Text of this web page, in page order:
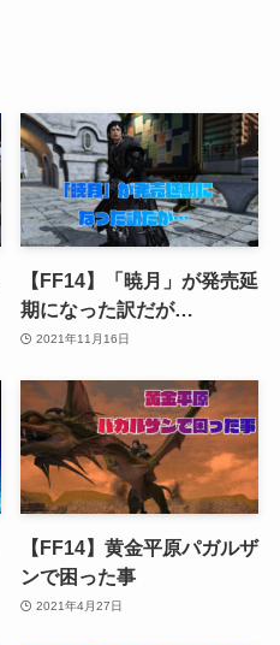
【FF14】「暁月」が発売延
期になった訳だが…
2021年11月16日
【FF14】黄金平原パガルザ
ンで困った事
2021年4月27日